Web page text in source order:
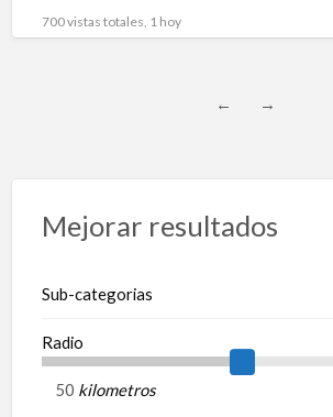
700 vistas totales, 1 hoy
← →
Mejorar resultados
Sub-categorias
Radio
kilometros